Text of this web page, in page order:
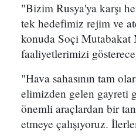
"Bizim Rusya'ya karşı
tek hedefimiz rejim ve
konuda Soçi Mutabakat
faaliyetlerimizi
"Hava sahasının tam
elimizden gelen gayreti
önemli araçlardan bir
etmeye çalışıyoruz.